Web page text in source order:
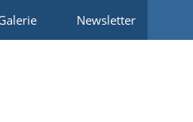
Newsletter